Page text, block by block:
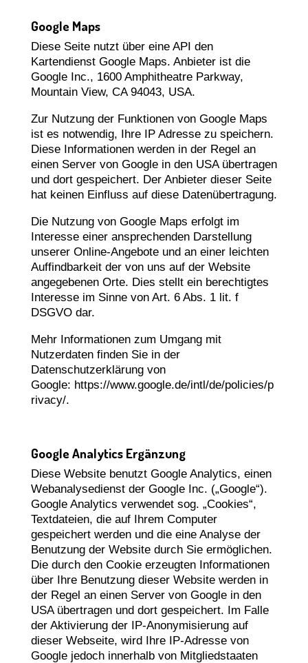
Google Maps
Diese Seite nutzt über eine API den
Kartendienst Google Maps. Anbieter ist die
Google Inc., 1600 Amphitheatre Parkway,
Mountain View, CA 94043, USA.
Zur Nutzung der Funktionen von Google Maps
ist es notwendig, Ihre IP Adresse zu speichern.
Diese Informationen werden in der Regel an
einen Server von Google in den USA übertragen
und dort gespeichert. Der Anbieter dieser Seite
hat keinen Einfluss auf diese Datenübertragung.
Die Nutzung von Google Maps erfolgt im
Interesse einer ansprechenden Darstellung
unserer Online-Angebote und an einer leichten
Auffindbarkeit der von uns auf der Website
angegebenen Orte. Dies stellt ein berechtigtes
Interesse im Sinne von Art. 6 Abs. 1 lit. f
DSGVO dar.
Mehr Informationen zum Umgang mit
Nutzerdaten finden Sie in der
Datenschutzerklärung von
Google: https://www.google.de/intl/de/policies/p
rivacy/.
Google Analytics Ergänzung
Diese Website benutzt Google Analytics, einen
Webanalysedienst der Google Inc. („Google“).
Google Analytics verwendet sog. „Cookies“,
Textdateien, die auf Ihrem Computer
gespeichert werden und die eine Analyse der
Benutzung der Website durch Sie ermöglichen.
Die durch den Cookie erzeugten Informationen
über Ihre Benutzung dieser Website werden in
der Regel an einen Server von Google in den
USA übertragen und dort gespeichert. Im Falle
der Aktivierung der IP-Anonymisierung auf
dieser Webseite, wird Ihre IP-Adresse von
Google jedoch innerhalb von Mitgliedstaaten